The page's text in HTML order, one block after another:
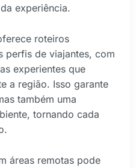
experiência.
roteiros
perfis de viajantes, com
experientes que
a região. Isso garante
também uma
tornando cada
áreas remotas pode